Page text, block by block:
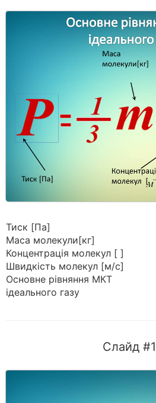
Тиск [Па]
Маса молекули[кг]
Концентрація молекул [ ]
Швидкість молекул [м/с]
Основне рівняння МКТ
ідеального газу
Слайд